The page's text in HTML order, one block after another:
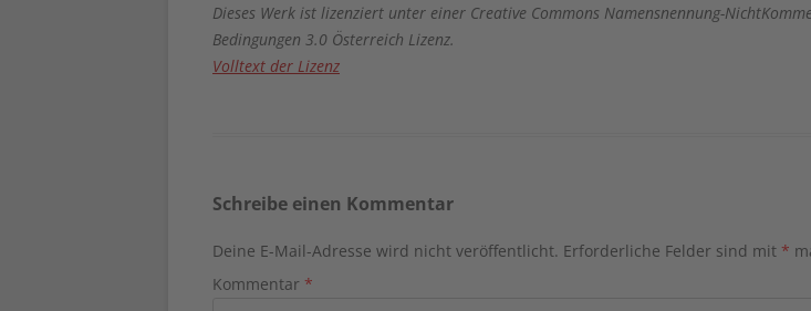
Dieses Werk ist lizenziert unter einer Creative Commons Namensnennung-
Bedingungen 3.0 Österreich Lizenz.
Volltext der Lizenz
Schreibe einen Kommentar
Deine E-Mail-Adresse wird nicht veröffentlicht. Erforderliche Felder sind mit *
Kommentar *